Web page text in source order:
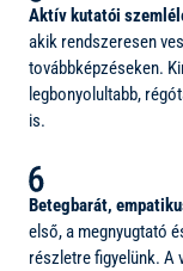
Aktív kutatói
akik rendszeresen
továbbképzéseken.
legbonyolultabb,
is.
Betegbarát,
első, a megnyugtató
részletre figyelünk. A